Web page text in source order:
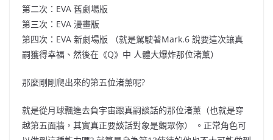
第二次： EVA 舊劇場版
第三次： EVA 漫畫版
第四次： EVA 新劇場版 （就是駕駛著Mark.6 說要這次讓真
嗣獲得幸福、然後在 《Q》中 人體大爆炸那位渚薰）
那麼剛剛爬出來的第五位渚薰呢?
就是從月球飄進去負宇宙跟真嗣談話的那位渚薰 （也就是穿
越第五面牆，其實真正要談話對象是觀眾你）
。正常角色可